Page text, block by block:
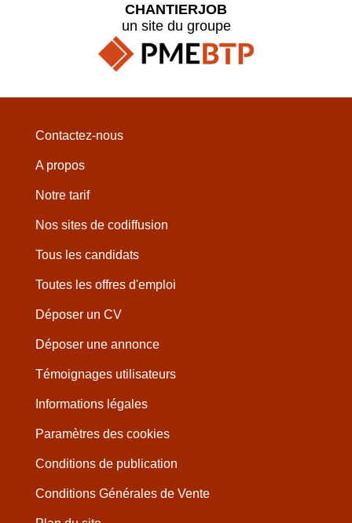
CHANTIERJOB
un site du groupe
Contactez-nous
A propos
Notre tarif
Nos sites de codiffusion
Tous les candidats
Toutes les offres d'emploi
Déposer un CV
Déposer une annonce
Témoignages utilisateurs
Informations légales
Paramètres des cookies
Conditions de publication
Conditions Générales de Vente